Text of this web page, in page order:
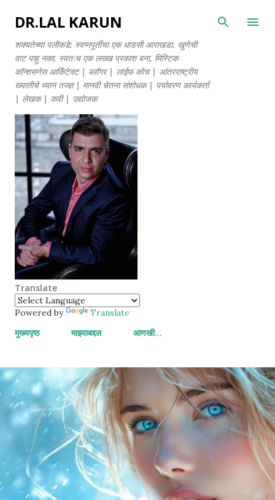
मुख्य सामग्रीवर वगळा
DR.LAL KARUN
शक्यतेच्या पलीकडे: स्वप्नपूर्तीचा एक धाडसी आराखडा. खुणेची
वाट पाहू नका. स्वतःच एक लख्ख प्रकाश बना. मिस्टिक
कॉन्शसनेस आर्किटेक्ट | ब्लॉगर | लाईफ कोच | आंतरराष्ट्रीय
ख्यातीचे ध्यान तज्ज्ञ | मानवी चेतना संशोधक | पर्यावरण कार्यकर्ता
| लेखक | कवी | उद्योजक
Translate
Powered by Translate
मुख्यपृष्ठ माझ्याबद्दल आणखी…